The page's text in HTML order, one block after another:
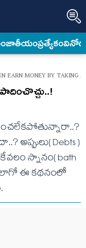
జాతీయంప్రత్యేకం
EARN MONEY BY TAKING
అప్పులు( Debts )
స్నానం( bath
ఈ క‌థ‌నంలో